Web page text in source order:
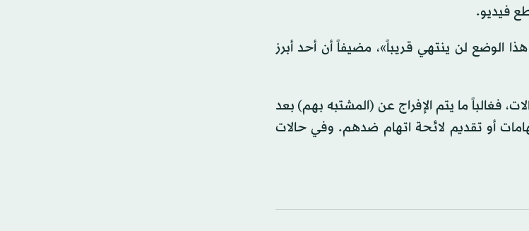
فيديو.
الوضع لن ينتهي قريباً»، مضيفاً أن أحد أبرز
فغالباً ما يتم الإفراج عن (المشتبه بهم) بعد
أو تقديم لائحة اتهام ضدهم. وفي حالات